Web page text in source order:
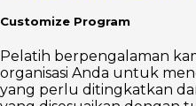
Customize Program
Pelatih berpengalaman
organisasi Anda untuk
yang perlu ditingkatkan